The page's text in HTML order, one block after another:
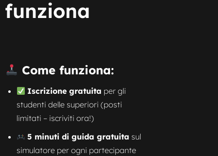
funziona
Come funziona:
Iscrizione gratuita per gli
studenti delle superiori (posti
limitati – iscriviti ora!)
5 minuti di guida gratuita sul
simulatore per ogni partecipante